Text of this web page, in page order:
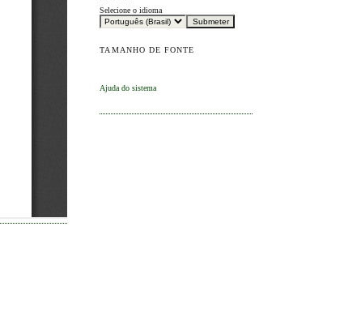
Selecione o idioma
TAMANHO DE FONTE
Ajuda do sistema